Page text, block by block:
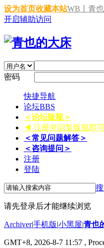
设为首页收藏本站WB丨青
开启辅助访问
密码
快捷导航
论坛BBS
＜论坛版规＞
◀ 注册并回复版规即
＜常见问题解答＞
＜咨询提问＞
注册
登陆
请先登录后才能继续浏览
Archiver|手机版|小黑屋|青也
GMT+8, 2026-8-7 11:57 ,